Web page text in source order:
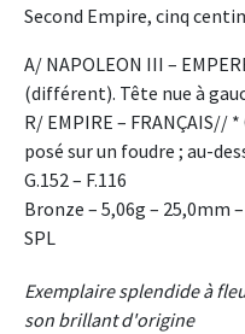
Second Empire, cinq
A/ NAPOLEON III –
(différent). Tête nue à
R/ EMPIRE – FRANÇAIS//
posé sur un foudre ; au-
G.152 – F.116
Bronze – 5,06g – 25,0mm –
SPL
Exemplaire splendide à
son brillant d'origine